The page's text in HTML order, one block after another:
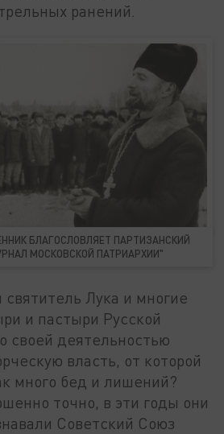
ранений.
БЛАГОСЛОВЛЯЕТ ПАРТИЗАНСКИЙ
МОСКОВСКОЙ ПАТРИАРХИИ"
Лука и многие
и пастыри Русской
своей деятельностью
власть, от которой
много бед и лишений?
точно, в эти годы они
Советский Союз